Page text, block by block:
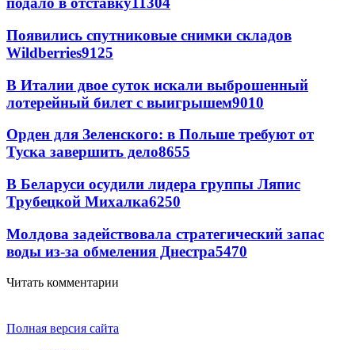
Появились спутниковые снимки складов
Wildberries9125
В Италии двое суток искали выброшенный
лотерейный билет с выигрышем9010
Орден для Зеленского: в Польше требуют от
Туска завершить дело8655
В Беларуси осудили лидера группы Ляпис
Трубецкой Михалка6250
Молдова задействовала стратегический запас
воды из-за обмеления Днестра5470
Читать комментарии
Полная версия сайта